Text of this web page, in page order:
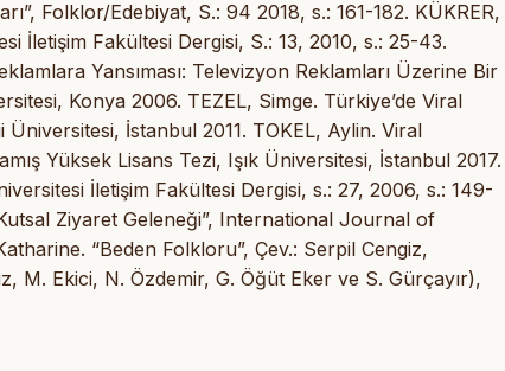
Folklor/Edebiyat, S.: 94 2018, s.: 161-182. KÜKRER,
İletişim Fakültesi Dergisi, S.: 13, 2010, s.: 25-43.
Yansıması: Televizyon Reklamları Üzerine Bir
Konya 2006. TEZEL, Simge. Türkiye’de Viral
Üniversitesi, İstanbul 2011. TOKEL, Aylin. Viral
Yüksek Lisans Tezi, Işık Üniversitesi, İstanbul 2017.
İletişim Fakültesi Dergisi, s.: 27, 2006, s.: 149-
Ziyaret Geleneği”, International Journal of
“Beden Folkloru”, Çev.: Serpil Cengiz,
M. Ekici, N. Özdemir, G. Öğüt Eker ve S. Gürçayır),